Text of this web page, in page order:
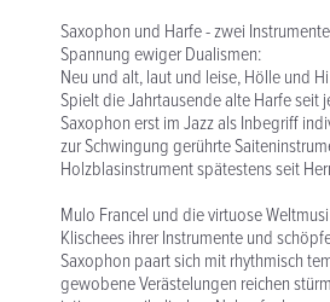
Saxophon und Harfe - zwei
Spannung ewiger Dualismen:
Neu und alt, laut und leise, Hölle und
Spielt die Jahrtausende alte Harfe seit
Saxophon erst im Jazz als Inbegriff
zur Schwingung gerührte
Holzblasinstrument spätestens seit
Mulo Francel und die virtuose
Klischees ihrer Instrumente und
Saxophon paart sich mit rhythmisch
gewobene Verästelungen reichen